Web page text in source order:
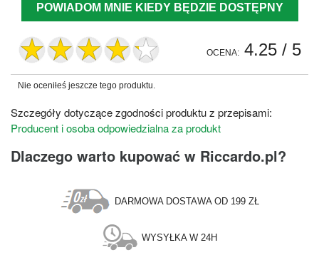
POWIADOM MNIE KIEDY BĘDZIE DOSTĘPNY
OCENA: 4.25 / 5
Nie oceniłeś jeszcze tego produktu.
Szczegóły dotyczące zgodności produktu z przepisami:
Producent i osoba odpowiedzialna za produkt
Dlaczego warto kupować w Riccardo.pl?
DARMOWA DOSTAWA OD 199 ZŁ
WYSYŁKA W 24H